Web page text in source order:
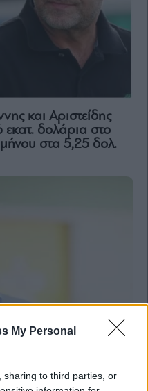
My Personal
sharing to third parties, or
και Αριστείδης
δολάρια στο
στα 5,25 δολ.